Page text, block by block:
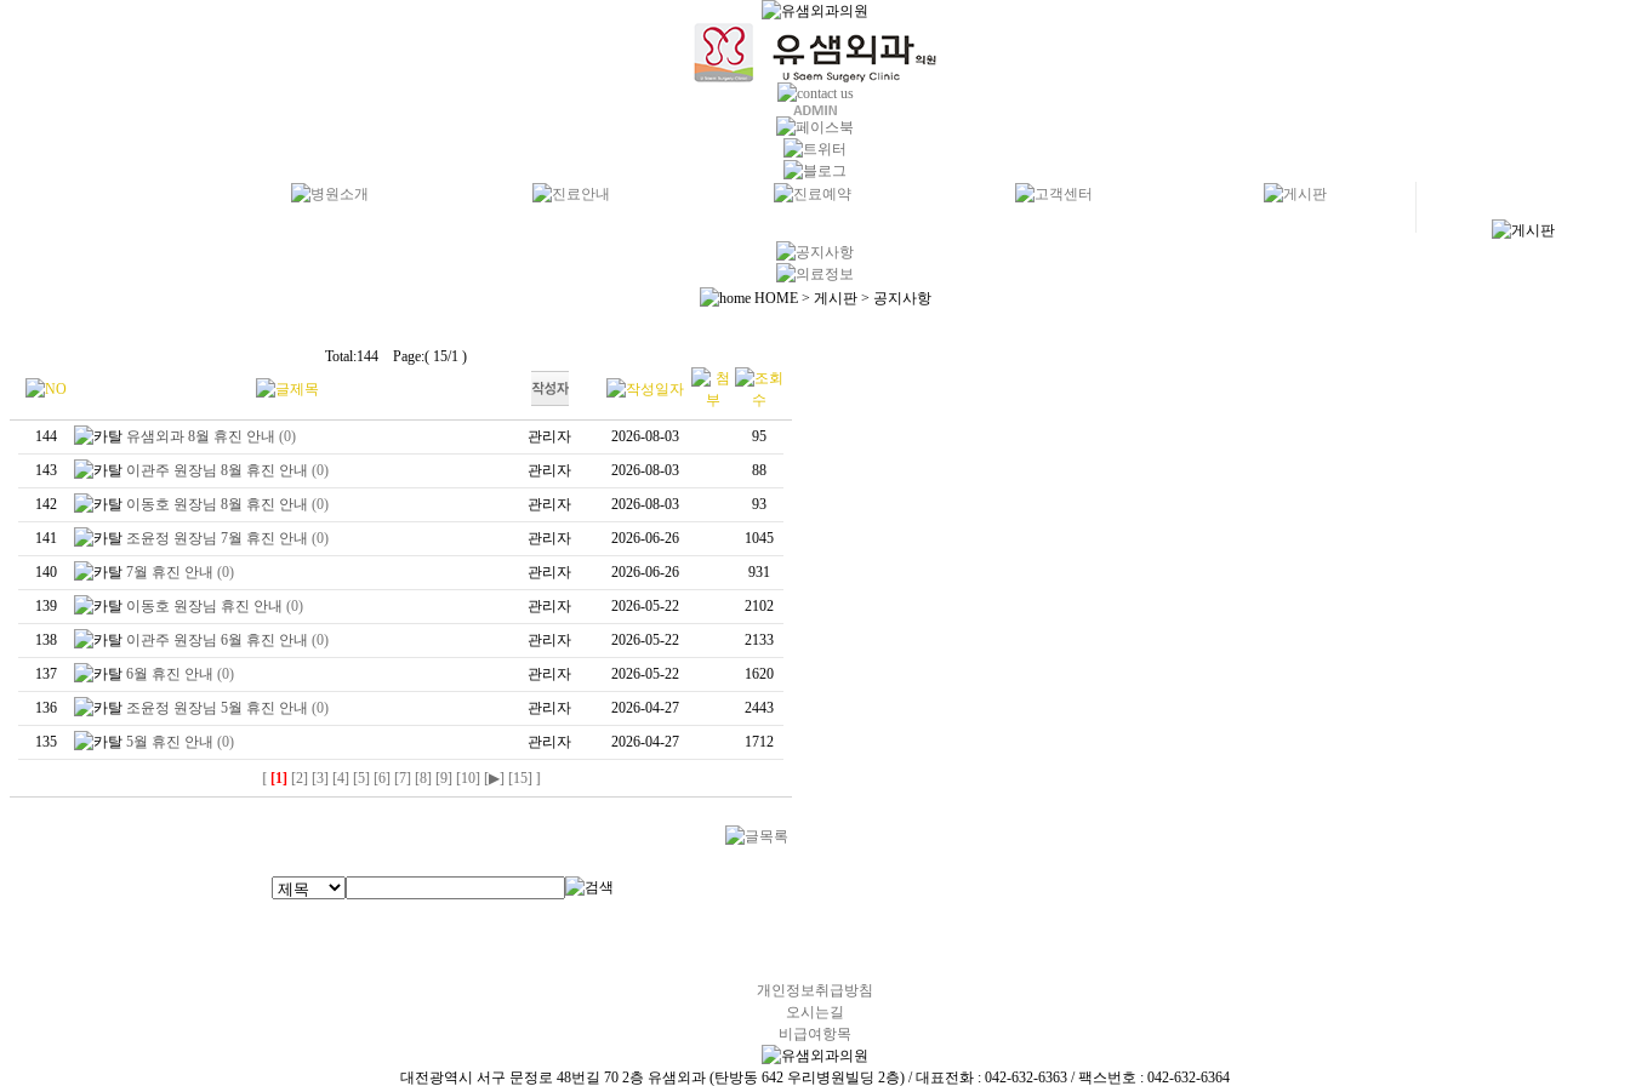
HOME > 게시판 > 공지사항
Total:144 Page:( 15/1 )
144 유샘외과 8월 휴진 안내 (0) 관리자 2026-08-03
95
143
이관주 원장님 8월 휴진 안내 (0) 관리자 2026-08-03
88
142
이동호 원장님 8월 휴진 안내 (0) 관리자 2026-08-03
93
141
조윤정 원장님 7월 휴진 안내 (0) 관리자 2026-06-26
1045
140
7월 휴진 안내 (0) 관리자 2026-06-26
931
139
이동호 원장님 휴진 안내 (0) 관리자 2026-05-22
2102
138
이관주 원장님 6월 휴진 안내 (0) 관리자 2026-05-22
2133
137
6월 휴진 안내 (0) 관리자 2026-05-22
1620
136
조윤정 원장님 5월 휴진 안내 (0) 관리자 2026-04-27
2443
135
5월 휴진 안내 (0) 관리자 2026-04-27 1712
[ [1] [2] [3] [4] [5] [6] [7] [8] [9] [10] [▶] [15] ]
개인정보취급방침
오시는길
비급여항목
대전광역시 서구 문정로 48번길 70 2층 유샘외과 (탄방동 642 우리병원빌딩 2층) / 대표전화 : 042-632-6363 / 팩스번호 : 042-632-6364